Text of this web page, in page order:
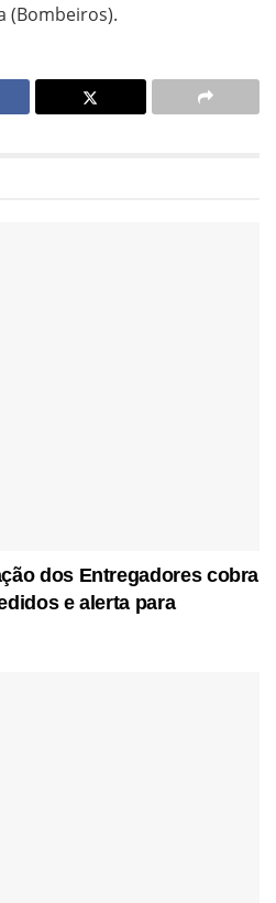
(Bombeiros).
dos Entregadores cobra
e alerta para